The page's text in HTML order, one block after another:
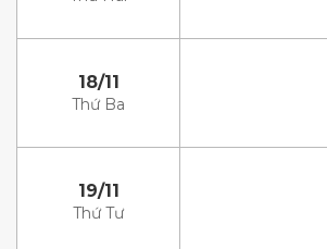
18/11
Thứ Ba
19/11
Thứ Tư